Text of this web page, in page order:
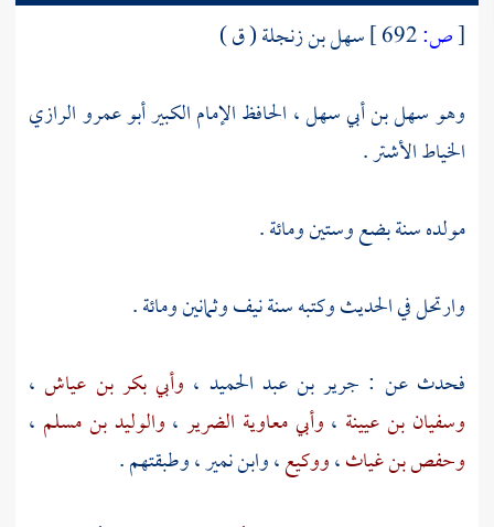
[ص:
سهل بن زنجلة ( ق )
وهو سهل بن أبي سهل ، الحافظ الإمام الكبير أبو عمرو الرازي
الخياط الأشتر .
مولده سنة بضع وستين ومائة .
وارتحل في الحديث وكتبه سنة نيف وثمانين ومائة .
فحدث عن : جرير بن عبد الحميد ، وأبي بكر بن عياش ،
وسفيان بن عيينة ، وأبي معاوية الضرير ، والوليد بن مسلم ،
وحفص بن غياث،ووكيع،وابن نمير، وطبقتهم .